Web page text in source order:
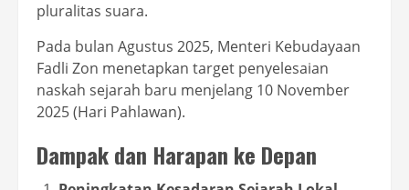
pluralitas suara.
Pada bulan Agustus 2025, Menteri Kebudayaan
Fadli Zon menetapkan target penyelesaian
naskah sejarah baru menjelang 10 November
2025 (Hari Pahlawan).
Dampak dan Harapan ke Depan